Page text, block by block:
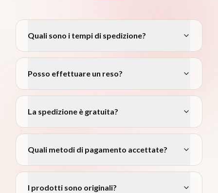
Quali sono i tempi di spedizione?
Posso effettuare un reso?
La spedizione è gratuita?
Quali metodi di pagamento accettate?
I prodotti sono originali?